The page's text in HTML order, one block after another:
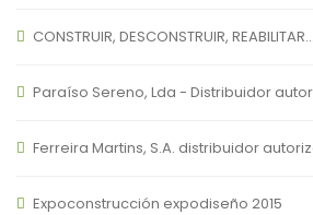
CONSTRUIR, DESCONSTRUIR, REABILITAR…
Paraíso Sereno, Lda - Distribuidor
Ferreira Martins, S.A. distribuidor
Expoconstrucción expodiseño 2015